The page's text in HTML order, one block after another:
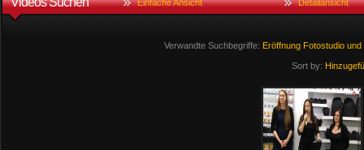
Einfache Ansicht Detailansicht
Verwandte Suchbegriffe: Eröffnung Fotostudio und
Sort by: